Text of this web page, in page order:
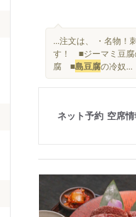
...注文は、 ・名物！
す！ ■ジーマミ豆
腐 ■島豆腐の冷奴...
ネット予約 空席